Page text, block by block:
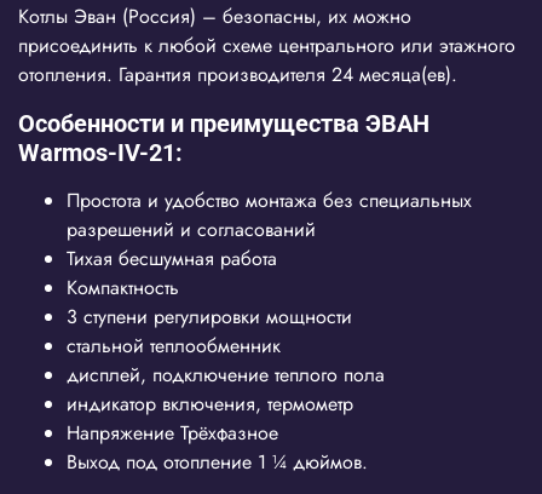
Котлы Эван (Россия) – безопасны, их можно
присоединить к любой схеме центрального или этажного
отопления. Гарантия производителя 24 месяца(ев).
Особенности и преимущества ЭВАН
Warmos-IV-21:
Простота и удобство монтажа без специальных
разрешений и согласований
Тихая бесшумная работа
Компактность
3 ступени регулировки мощности
стальной теплообменник
дисплей, подключение теплого пола
индикатор включения, термометр
Напряжение Трёхфазное
Выход под отопление 1 ¼ дюймов.